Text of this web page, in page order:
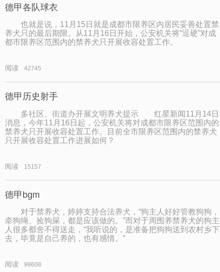
德甲各队球衣
也就是说，11月15日就是成都市限养区内居民妥善处置禁
养犬只的最后期限。从11月16日开始，公安机关将“逗硬”对成
都市限养区范围内的禁养犬只开展收容处置工作。
阅读 42745
德甲历史射手
多社区、街道办开展文明养犬提示 红星新闻11月14日
消息，今年11月16日起，公安机关将对成都市限养区范围内的
禁养犬只开展收容处置工作。目前全市限养区范围内的禁养犬
只开展收容处置工作进展如何？
阅读 15157
德甲bgm
对于禁养犬，婷婷支持合法养犬，“狗主人好好管教狗狗，
牵狗绳、捡狗屎，都是应该做的。”而对于周围养禁养犬的狗主
人很多都舍不得送走，“我听说的，是准备把狗狗送到农村乡下
去，毕竟是自己养的，也有感情。”
阅读 99608